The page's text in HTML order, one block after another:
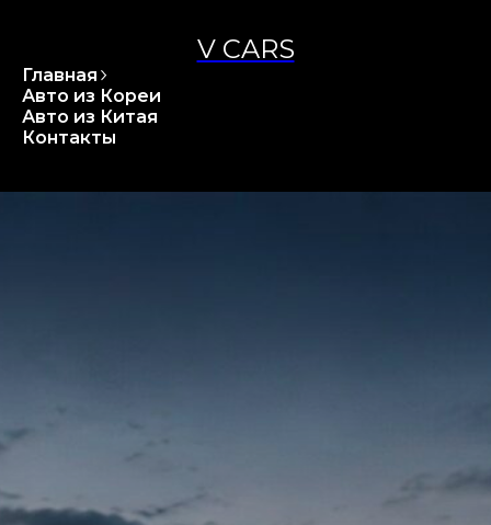
V CARS
Главная
Авто из Кореи
Авто из Китая
Контакты